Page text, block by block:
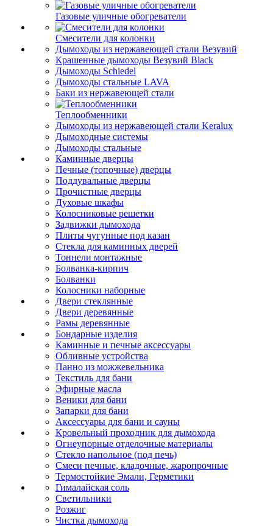
Газовые уличные обогреватели
Смесители для колонки
Дымоходы из нержавеющей стали Везувий
Крашенные дымоходы Везувий Black
Дымоходы Schiedel
Дымоходы стальные LAVA
Баки из нержавеющей стали
Теплообменники
Дымоходы из нержавеющей стали Keralux
Дымоходные системы
Дымоходы стальные
Каминные дверцы
Печные (топочные) дверцы
Поддувальные дверцы
Прочистные дверцы
Духовые шкафы
Колосниковые решетки
Задвижки дымохода
Плиты чугунные под казан
Стекла для каминных дверей
Тоннели монтажные
Болванка-кирпич
Болванки
Колосники наборные
Двери стеклянные
Двери деревянные
Рамы деревянные
Бондарные изделия
Каминные и печные аксессуары
Обливные устройства
Панно из можжевельника
Текстиль для бани
Эфирные масла
Веники для бани
Запарки для бани
Аксессуары для бани и сауны
Кровельный проходник для дымохода
Огнеупорные отделочные материалы
Стекло напольное (под печь)
Смеси печные, кладочные, жаропрочные
Термостойкие Эмали, Герметики
Гималайская соль
Светильники
Розжиг
Чистка дымохода